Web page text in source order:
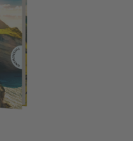
Insel